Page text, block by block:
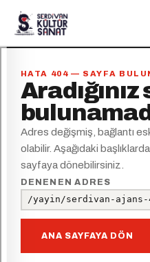
HATA 404 — SAYFA
Adres değişmiş, bağlantı
olabilir. Aşağıdaki
sayfaya dönebilirsiniz.
DENENEN ADRES
/yayin/serdivan-
ANA SAYFAYA DÖN